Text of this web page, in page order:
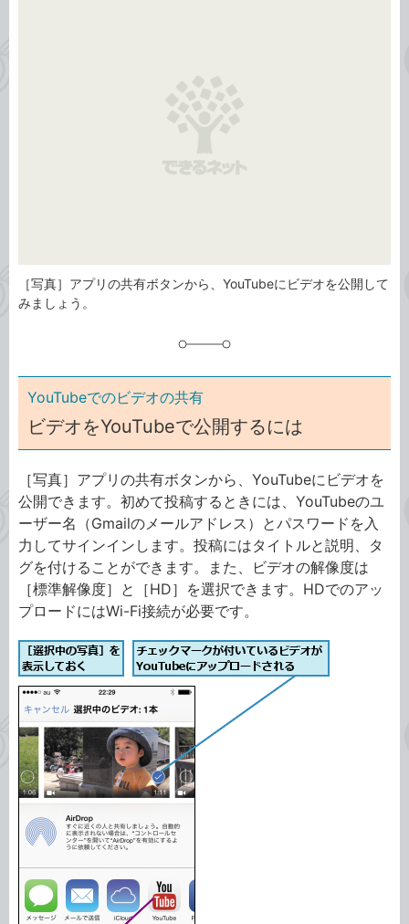
［写真］アプリの共有ボタンから、YouTubeにビデオを公開して
みましょう。
YouTubeでのビデオの共有
ビデオをYouTubeで公開するには
［写真］アプリの共有ボタンから、YouTubeにビデオを
公開できます。初めて投稿するときには、YouTubeのユ
ーザー名（Gmailのメールアドレス）とパスワードを入
力してサインインします。投稿にはタイトルと説明、タ
グを付けることができます。また、ビデオの解像度は
［標準解像度］と［HD］を選択できます。HDでのアッ
プロードにはWi-Fi接続が必要です。